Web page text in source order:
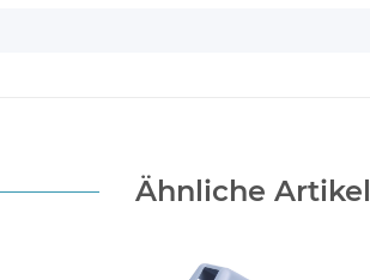
Ähnliche Artikel